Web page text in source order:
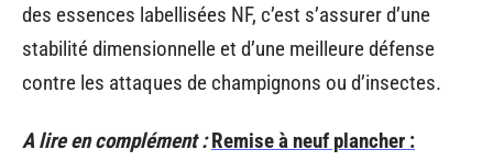
des essences labellisées NF, c’est s’assurer d’une
stabilité dimensionnelle et d’une meilleure défense
contre les attaques de champignons ou d’insectes.
A lire en complément : Remise à neuf plancher :